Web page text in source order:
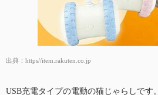
出典： https//item.rakuten.co.jp
USB充電タイプの電動の猫じゃらしです。